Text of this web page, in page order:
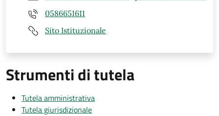
0586651611
Sito Istituzionale
Strumenti di tutela
Tutela amministrativa
Tutela giurisdizionale